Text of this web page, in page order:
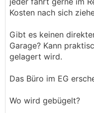
Kosten nach sich
Gibt es keinen
Garage? Kann
gelagert wird.
Das Büro im EG
Wo wird gebügelt?